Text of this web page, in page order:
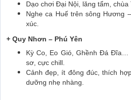
Dạo chơi Đại Nội, lăng tẩm, chùa
Nghe ca Huế trên sông Hương
xúc.
+ Quy Nhơn – Phú Yên
Kỳ Co, Eo Gió, Ghềnh Đá Đĩa…
sơ, cực chill.
Cảnh đẹp, ít đông đúc, thích
dưỡng nhẹ nhàng.